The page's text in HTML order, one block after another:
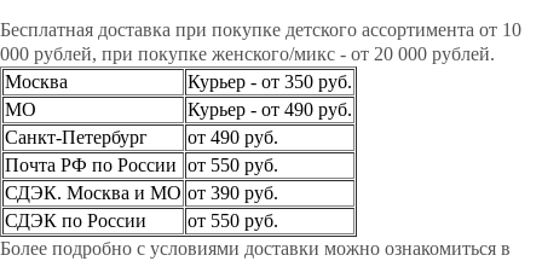
Бесплатная доставка при покупке детского ассортимента от 10
000 рублей, при покупке женского/микс - от 20 000 рублей.
Москва
Курьер - от 350 руб.
МО
Курьер - от 490 руб.
Санкт-Петербург
от 490 руб.
Почта РФ по России от 550 руб.
СДЭК. Москва и МО от 390 руб.
СДЭК по России
от 550 руб.
Более подробно с условиями доставки можно ознакомиться в